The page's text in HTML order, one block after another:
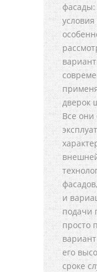
фасады:
дверок
Все они
и
подачи
просто
его
сроке